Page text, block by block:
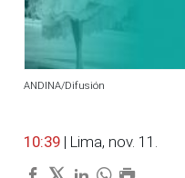
ANDINA/Difusión
10:39 | Lima, nov. 11.